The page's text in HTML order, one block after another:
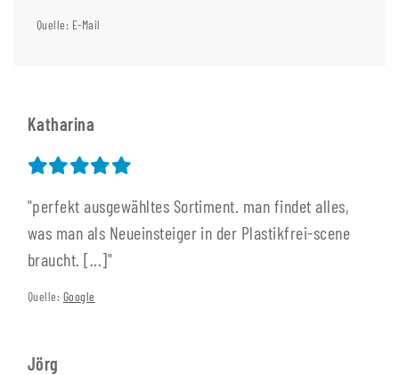
Quelle: E-Mail
Katharina
"perfekt ausgewähltes Sortiment. man findet alles,
was man als Neueinsteiger in der Plastikfrei-scene
braucht. [...]"
Quelle: Google
Jörg